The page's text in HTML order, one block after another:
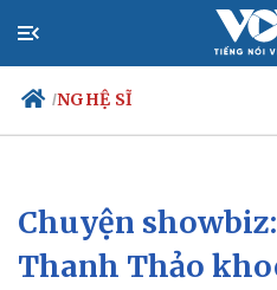
/NGHỆ SĨ
Chính trị
Đảng
Tổ chức nhân sự
Chuyện showbiz:
Thanh Thảo